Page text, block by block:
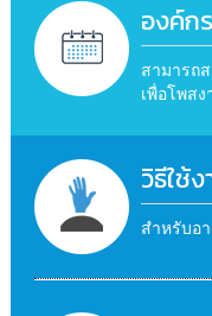
องค์ก
สามารถ
เพื่อโพส
วิธีใช้
สำหรับอ